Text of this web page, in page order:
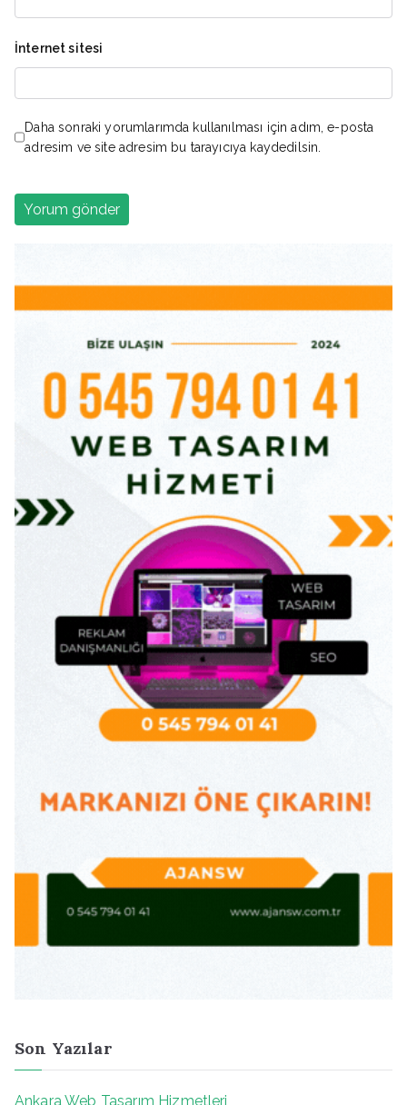
İnternet sitesi
Daha sonraki yorumlarımda kullanılması için adım, e-posta
adresim ve site adresim bu tarayıcıya kaydedilsin.
Son Yazılar
Ankara Web Tasarım Hizmetleri